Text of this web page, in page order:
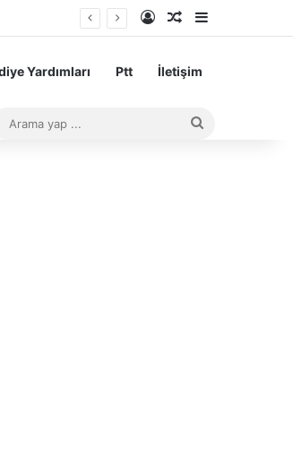
Kayıt OlRastgele Makale
Yardımları Ptt İletişim